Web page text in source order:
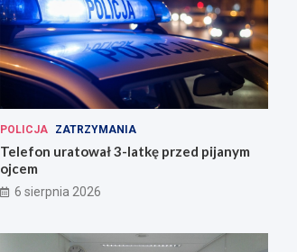
POLICJA ZATRZYMANIA
Telefon uratował 3-latkę przed pijanym
ojcem
6 sierpnia 2026